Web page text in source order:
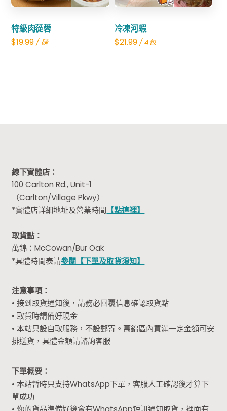
特級肉蓯蓉
$19.99 / 磅
冷凍河蝦
$21.99/ 4包
線下實體店：
100 Carlton Rd., Unit-1
（Carlton/Village Pkwy）
*實體店詳細地址及營業時間 【點這裡】
取貨點：
萬錦：McCowan/Bur Oak
*具體時間表請參閱【下單及取貨須知】
注意事項：
• 接到取貨通知後，請務必回覆信息確認取貨點
• 取貨時請備好現金
• 本站只設自取服務，不設郵寄。萬錦區內買滿一定金額可安
排送貨，具體金額請諮詢客服
下單概要：
• 本站暫時只支持WhatsApp下單，客服人工確認後才算下
單成功